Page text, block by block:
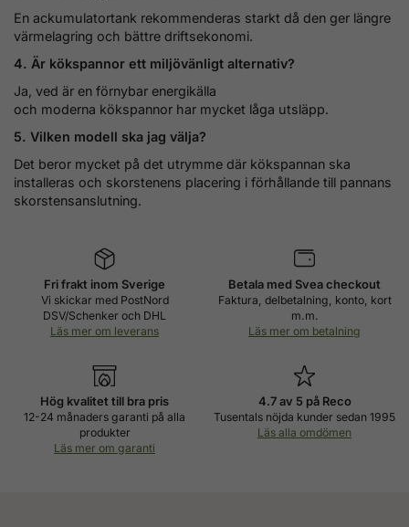
En ackumulatortank rekommenderas starkt då den ger längre
värmelagring och bättre driftsekonomi.
4. Är kökspannor ett miljövänligt alternativ?
Ja, ved är en förnybar energikälla
och moderna kökspannor har mycket låga utsläpp.
5. Vilken modell ska jag välja?
Det beror mycket på det utrymme där kökspannan ska
installeras och skorstenens placering i förhållande till pannans
skorstensanslutning.
Fri frakt inom Sverige
Vi skickar med PostNord
DSV/Schenker och DHL
Läs mer om leverans
Betala med Svea checkout
Faktura, delbetalning, konto, kort
m.m.
Läs mer om betalning
Hög kvalitet till bra pris
12-24 månaders garanti på alla
produkter
Läs mer om garanti
4.7 av 5 på Reco
Tusentals nöjda kunder sedan 1995
Läs alla omdömen